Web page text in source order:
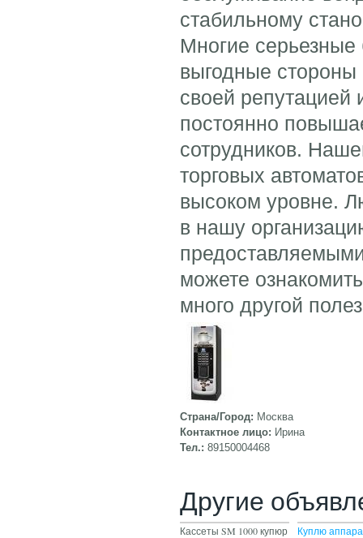
стабильному
Многие
выгодные
своей репутацией
постоянно
сотрудников.
торговых
высоком уровне.
в нашу
можете
много другой
Страна/Город: Москва
Контактное лицо: Ирина
Тел.: 89150004468
Другие
Кассеты SM 1000 купюр
Куплю